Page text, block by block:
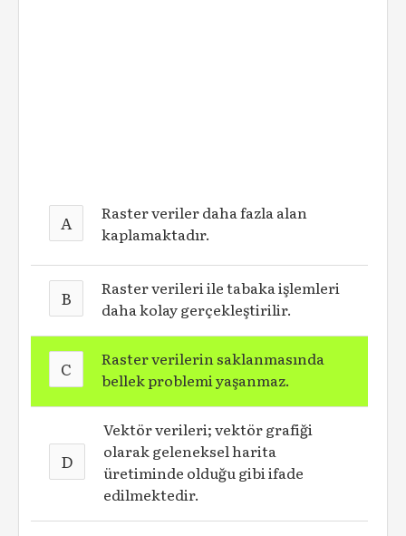
A
Raster veriler daha fazla alan
kaplamaktadır.
B
Raster verileri ile tabaka işlemleri
daha kolay gerçekleştirilir.
C
Raster verilerin saklanmasında
bellek problemi yaşanmaz.
D
Vektör verileri; vektör grafiği
olarak geleneksel harita
üretiminde olduğu gibi ifade
edilmektedir.